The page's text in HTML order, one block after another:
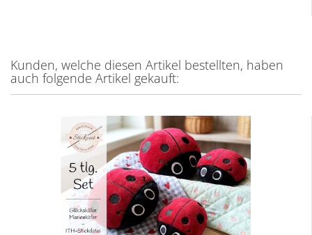
Kunden, welche diesen Artikel bestellten, haben
auch folgende Artikel gekauft: